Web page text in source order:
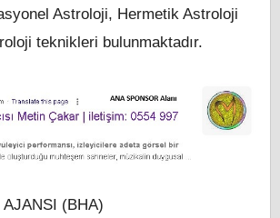
Astroloji, Hermetik Astroloji
teknikleri bulunmaktadır.
AJANSI (BHA)